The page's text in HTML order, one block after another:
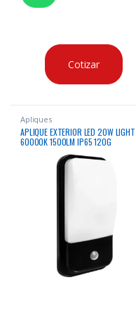
Cotizar
Apliques
APLIQUE EXTERIOR LED 20W LIGHT
60000K 1500LM IP65 120G
150X86X300MM SENSOR 180-
240V/50-60HZ FACTOR DE